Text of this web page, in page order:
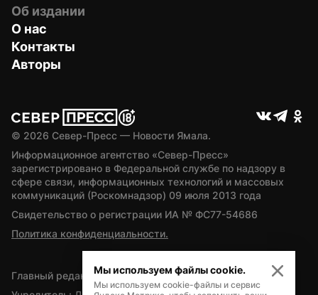
Об издании
О нас
Контакты
Авторы
© 2026 Север-Пресс — Новости Ямала.
Информационное агентство «Север-Пресс»
зарегистрировано в Федеральной службе по надзору в
сфере связи, информационных технологий и массовых
коммуникаций (Роскомнадзор) 09 июля 2013 года
Свидетельство о регистрации ИА № ФС77-54686
Политика конфиденциальности.
Главный редактор — А.Л. Поздеев
Мы используем файлы cookie.
Мы используем cookie-файлы и сервис